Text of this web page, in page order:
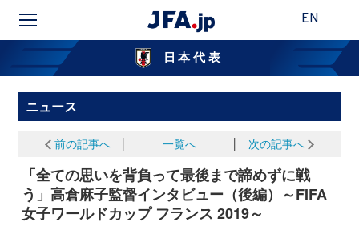
EN
日本代表
ニュース
前の記事へ 一覧へ 次の記事へ
「全ての思いを背負って最後まで諦めずに戦
う」高倉麻子監督インタビュー（後編）～FIFA
女子ワールドカップ フランス 2019～